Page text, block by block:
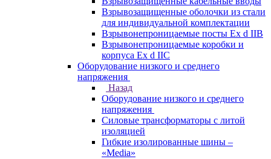
Взрывозащищенные оболочки из стали
для индивидуальной комплектации
Взрывонепроницаемые посты Ex d IIB
Взрывонепроницаемые коробки и
корпуса Ex d IIС
Оборудование низкого и среднего
напряжения
Назад
Оборудование низкого и среднего
напряжения
Силовые трансформаторы с литой
изоляцией
Гибкие изолированные шины –
«Media»